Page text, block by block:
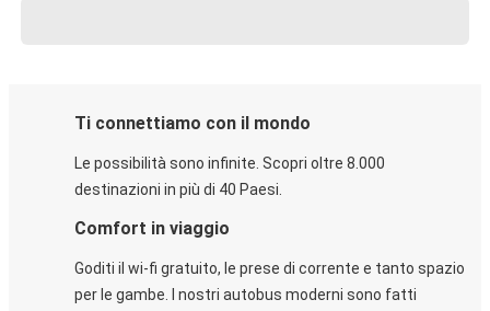
Ti connettiamo con il mondo
Le possibilità sono infinite. Scopri oltre 8.000
destinazioni in più di 40 Paesi.
Comfort in viaggio
Goditi il wi-fi gratuito, le prese di corrente e tanto spazio
per le gambe. I nostri autobus moderni sono fatti